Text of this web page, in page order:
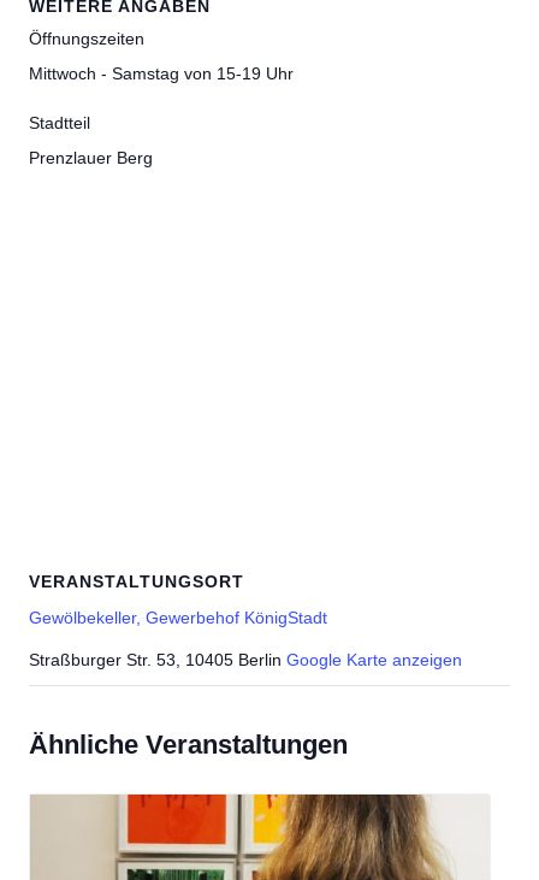
WEITERE ANGABEN
Öffnungszeiten
Mittwoch - Samstag von 15-19 Uhr
Stadtteil
Prenzlauer Berg
VERANSTALTUNGSORT
Gewölbekeller, Gewerbehof KönigStadt
Straßburger Str. 53, 10405 Berlin Google Karte anzeigen
Ähnliche Veranstaltungen